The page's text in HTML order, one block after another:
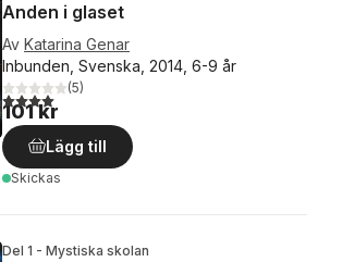
Anden i glaset
Av Katarina Genar
Inbunden, Svenska, 2014, 6-9 år
4,0utav 5 stjärnor. Totalt antal röster:
(5)
101 kr
Lägg till
Skickas
Del 1 - Mystiska skolan